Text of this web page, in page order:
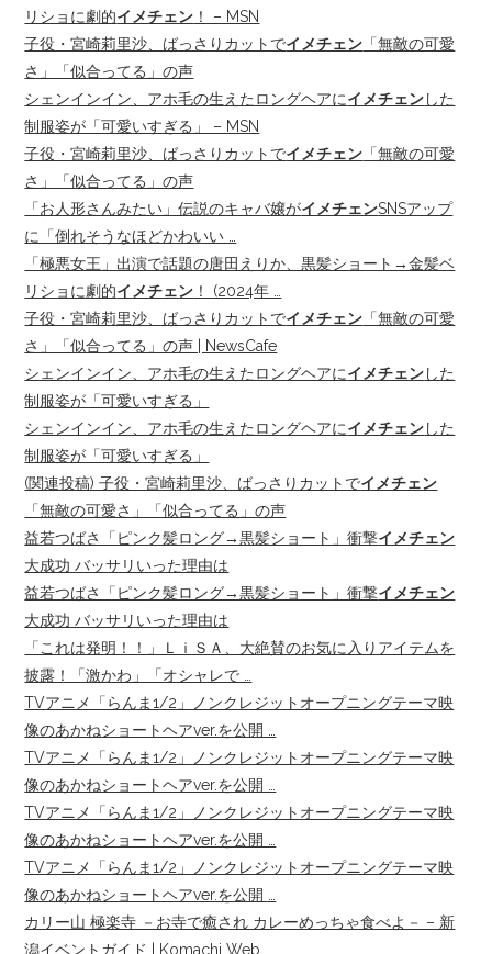
リショに劇的イメチェン ！ – MSN
子役・宮崎莉里沙、ばっさりカットでイメチェン 「無敵の可愛
さ」「似合ってる」の声
シェンインイン、アホ毛の生えたロングヘアにイメチェンした
制服姿が「可愛いすぎる」 – MSN
子役・宮崎莉里沙、ばっさりカットでイメチェン 「無敵の可愛
さ」「似合ってる」の声
「お人形さんみたい」伝説のキャバ嬢がイメチェンSNSアップ
に「倒れそうなほどかわいい …
「極悪女王」出演で話題の唐田えりか、黒髪ショート→金髪ベ
リショに劇的イメチェン ！ (2024年 …
子役・宮崎莉里沙、ばっさりカットでイメチェン 「無敵の可愛
さ」「似合ってる」の声 | NewsCafe
シェンインイン、アホ毛の生えたロングヘアにイメチェンした
制服姿が「可愛いすぎる」
シェンインイン、アホ毛の生えたロングヘアにイメチェンした
制服姿が「可愛いすぎる」
(関連投稿) 子役・宮崎莉里沙、ばっさりカットでイメチェン
「無敵の可愛さ」「似合ってる」の声
益若つばさ「ピンク髪ロング→黒髪ショート」衝撃イメチェン
大成功 バッサリいった理由は
益若つばさ「ピンク髪ロング→黒髪ショート」衝撃イメチェン
大成功 バッサリいった理由は
「これは発明！！」ＬｉＳＡ、大絶賛のお気に入りアイテムを
披露！「激かわ」「オシャレで …
TVアニメ「らんま1/2」ノンクレジットオープニングテーマ映
像のあかねショートヘアver.を公開 …
TVアニメ「らんま1/2」ノンクレジットオープニングテーマ映
像のあかねショートヘアver.を公開 …
TVアニメ「らんま1/2」ノンクレジットオープニングテーマ映
像のあかねショートヘアver.を公開 …
TVアニメ「らんま1/2」ノンクレジットオープニングテーマ映
像のあかねショートヘアver.を公開 …
カリー山 極楽寺 －お寺で癒され カレーめっちゃ食べよ－ – 新
潟イベントガイド | Komachi Web